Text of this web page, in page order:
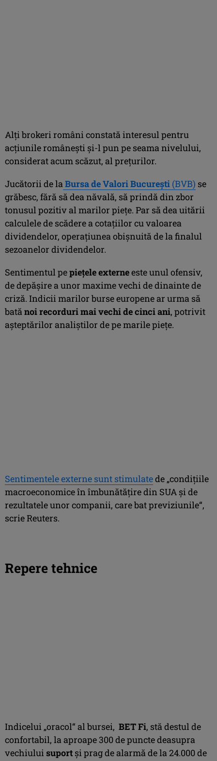
Alţi brokeri români constată interesul pentru
acţiunile româneşti şi-l pun pe seama nivelului,
considerat acum scăzut, al preţurilor.
Jucătorii de laBursa de Valori Bucureşti (BVB) se
grăbesc, fără să dea năvală, să prindă din zbor
tonusul pozitiv al marilor pieţe. Par să dea uitării
calculele de scădere a cotaţiilor cu valoarea
dividendelor, operaţiunea obişnuită de la finalul
sezoanelor dividendelor.
Sentimentul pepieţele externeeste unul ofensiv,
de depăşire a unor maxime vechi de dinainte de
criză. Indicii marilor burse europene ar urma să
batănoi recorduri mai vechi de cinci ani, potrivit
aşteptărilor analiştilor de pe marile pieţe.
Sentimentele externe sunt stimulatede „condiţiile
macroeconomice în îmbunătăţire din SUA şi de
rezultatele unor companii, care bat previziunile“,
scrie Reuters.
Repere tehnice
Indicelui „oracol“ al bursei, BET Fi, stă destul de
confortabil, la aproape 300 de puncte deasupra
vechiului suport şi prag de alarmă de la 24.000 de